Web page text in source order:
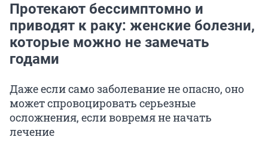
Протекают бессимптомно и
приводят к раку: женские болезни,
которые можно не замечать
годами
Даже если само заболевание не опасно, оно
может спровоцировать серьезные
осложнения, если вовремя не начать
лечение